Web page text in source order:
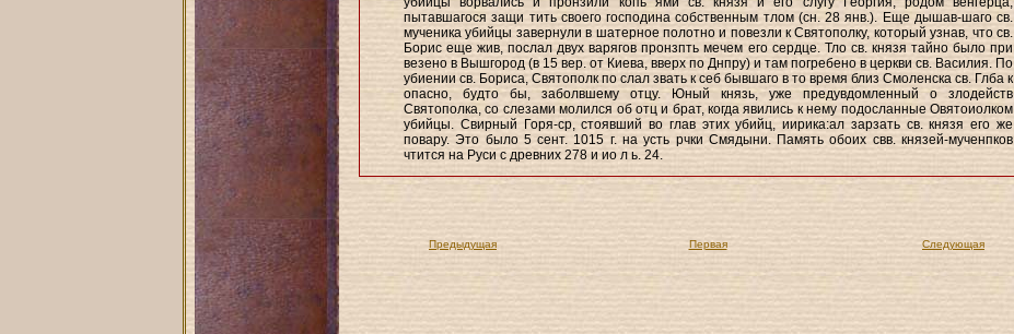
пытавшагося защи тить своего господина собственным тлом (сн. 28 янв.). Еще дышав-шаго св.
мученика убийцы завернули в шатерное полотно и повезли к Святополку, который узнав, что св.
Борис еще жив, послал двух варягов пронзпть мечем его сердце. Тло св. князя тайно было при
везено в Вышгород (в 15 вер. от Киева, вверх по Днпру) и там погребено в церкви св. Василия. По
убиении св. Бориса, Святополк по слал звать к себ бывшаго в то время близ Смоленска св. Глба к
опасно, будто бы, заболвшему отцу. Юный князь, уже предувдомленный о злодейств
Святополка, со слезами молился об отц и брат, когда явились к нему подосланные Овятоиолком
убийцы. Свирный Горя-ср, стоявший во глав этих убийц, иирика:ал зарзать св. князя его же
повару. Это было 5 сент. 1015 г. на усть рчки Смядыни. Память обоих свв. князей-мученпков
чтится на Руси с древних 278 и ио л ь. 24.
Предыдущая Первая Следующая